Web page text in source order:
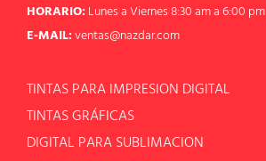
HORARIO: Lunes a Viernes 8:30 am a 6:00 pm
E-MAIL:ventas@nazdar.com
TINTAS PARA IMPRESION DIGITAL
TINTAS GRÁFICAS
DIGITAL PARA SUBLIMACION